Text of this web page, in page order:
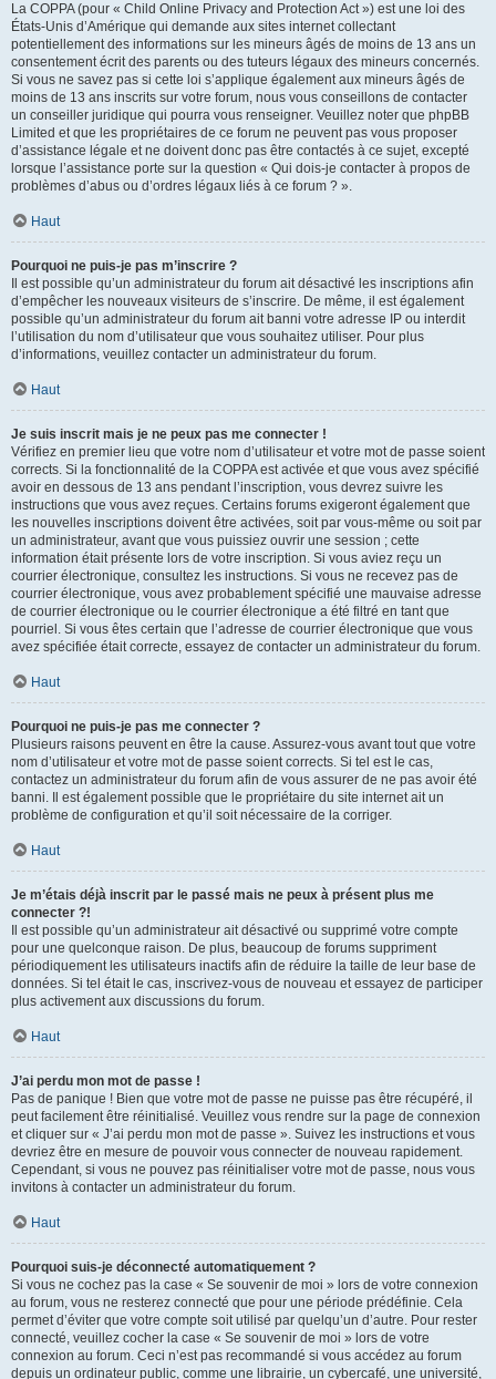
La COPPA (pour « Child Online Privacy and Protection Act ») est une loi des
États-Unis d’Amérique qui demande aux sites internet collectant
potentiellement des informations sur les mineurs âgés de moins de 13 ans un
consentement écrit des parents ou des tuteurs légaux des mineurs concernés.
Si vous ne savez pas si cette loi s’applique également aux mineurs âgés de
moins de 13 ans inscrits sur votre forum, nous vous conseillons de contacter
un conseiller juridique qui pourra vous renseigner. Veuillez noter que phpBB
Limited et que les propriétaires de ce forum ne peuvent pas vous proposer
d’assistance légale et ne doivent donc pas être contactés à ce sujet, excepté
lorsque l’assistance porte sur la question « Qui dois-je contacter à propos de
problèmes d’abus ou d’ordres légaux liés à ce forum ? ».
Haut
Pourquoi ne puis-je pas m’inscrire ?
Il est possible qu’un administrateur du forum ait désactivé les inscriptions afin
d’empêcher les nouveaux visiteurs de s’inscrire. De même, il est également
possible qu’un administrateur du forum ait banni votre adresse IP ou interdit
l’utilisation du nom d’utilisateur que vous souhaitez utiliser. Pour plus
d’informations, veuillez contacter un administrateur du forum.
Haut
Je suis inscrit mais je ne peux pas me connecter !
Vérifiez en premier lieu que votre nom d’utilisateur et votre mot de passe soient
corrects. Si la fonctionnalité de la COPPA est activée et que vous avez spécifié
avoir en dessous de 13 ans pendant l’inscription, vous devrez suivre les
instructions que vous avez reçues. Certains forums exigeront également que
les nouvelles inscriptions doivent être activées, soit par vous-même ou soit par
un administrateur, avant que vous puissiez ouvrir une session ; cette
information était présente lors de votre inscription. Si vous aviez reçu un
courrier électronique, consultez les instructions. Si vous ne recevez pas de
courrier électronique, vous avez probablement spécifié une mauvaise adresse
de courrier électronique ou le courrier électronique a été filtré en tant que
pourriel. Si vous êtes certain que l’adresse de courrier électronique que vous
avez spécifiée était correcte, essayez de contacter un administrateur du forum.
Haut
Pourquoi ne puis-je pas me connecter ?
Plusieurs raisons peuvent en être la cause. Assurez-vous avant tout que votre
nom d’utilisateur et votre mot de passe soient corrects. Si tel est le cas,
contactez un administrateur du forum afin de vous assurer de ne pas avoir été
banni. Il est également possible que le propriétaire du site internet ait un
problème de configuration et qu’il soit nécessaire de la corriger.
Haut
Je m’étais déjà inscrit par le passé mais ne peux à présent plus me
connecter ?!
Il est possible qu’un administrateur ait désactivé ou supprimé votre compte
pour une quelconque raison. De plus, beaucoup de forums suppriment
périodiquement les utilisateurs inactifs afin de réduire la taille de leur base de
données. Si tel était le cas, inscrivez-vous de nouveau et essayez de participer
plus activement aux discussions du forum.
Haut
J’ai perdu mon mot de passe !
Pas de panique ! Bien que votre mot de passe ne puisse pas être récupéré, il
peut facilement être réinitialisé. Veuillez vous rendre sur la page de connexion
et cliquer sur « J’ai perdu mon mot de passe ». Suivez les instructions et vous
devriez être en mesure de pouvoir vous connecter de nouveau rapidement.
Cependant, si vous ne pouvez pas réinitialiser votre mot de passe, nous vous
invitons à contacter un administrateur du forum.
Haut
Pourquoi suis-je déconnecté automatiquement ?
Si vous ne cochez pas la case « Se souvenir de moi » lors de votre connexion
au forum, vous ne resterez connecté que pour une période prédéfinie. Cela
permet d’éviter que votre compte soit utilisé par quelqu’un d’autre. Pour rester
connecté, veuillez cocher la case « Se souvenir de moi » lors de votre
connexion au forum. Ceci n’est pas recommandé si vous accédez au forum
depuis un ordinateur public, comme une librairie, un cybercafé, une université,